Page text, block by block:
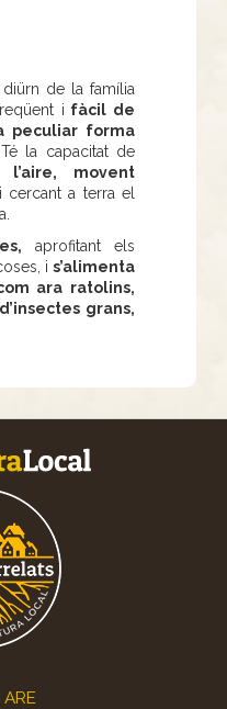
de la família
i fàcil de
peculiar forma
Té la capacitat de
movent
a terra el
aprofitant els
i s’alimenta
ara ratolins,
grans,